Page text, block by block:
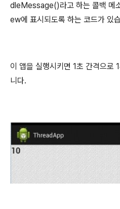
dleMessage()라고 하는 콜백 메
ew에 표시되도록 하는 코드가 있
이 앱을 실행시키면 1초 간격으로
니다.